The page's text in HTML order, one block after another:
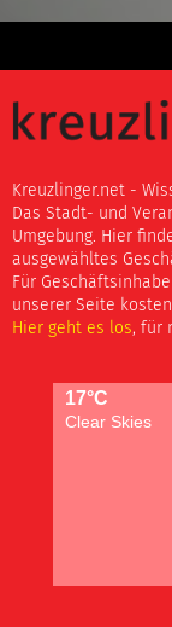
Kreuzlinger.net -
Das Stadt- und
Umgebung. Hier
ausgewähltes
Für
unserer Seite
Hier geht es los, für
17°C
Clear Skies